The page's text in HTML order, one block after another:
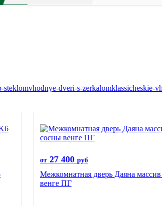
steklomvhodnye-dveri-s-zerkalomklassicheskie-
от 27 400 руб
Межкомнатная дверь Даяна
венге ПГ